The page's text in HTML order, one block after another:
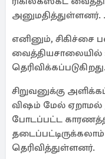
அனுமதித்துள்ளனர். .
எனினும், சிகிச்சை
வைத்தியசாலையில்
தெரிவிக்கப்படுகிறது.
சிறுவனுக்கு
விஷம் மேல் ஏறாமல்
போடப்பட்ட
தெரிவித்துள்ளனர்.